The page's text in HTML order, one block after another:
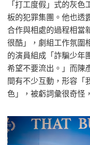
「打工度假」式的灰色
板的犯罪集團。他也透
合作與相處的過程相當
很酷」，劇組工作氛圍
的演員組成「詐騙少年
希望不要流出。」而陳
間有不少互動，形容「
色」，被虧詞彙很奇怪